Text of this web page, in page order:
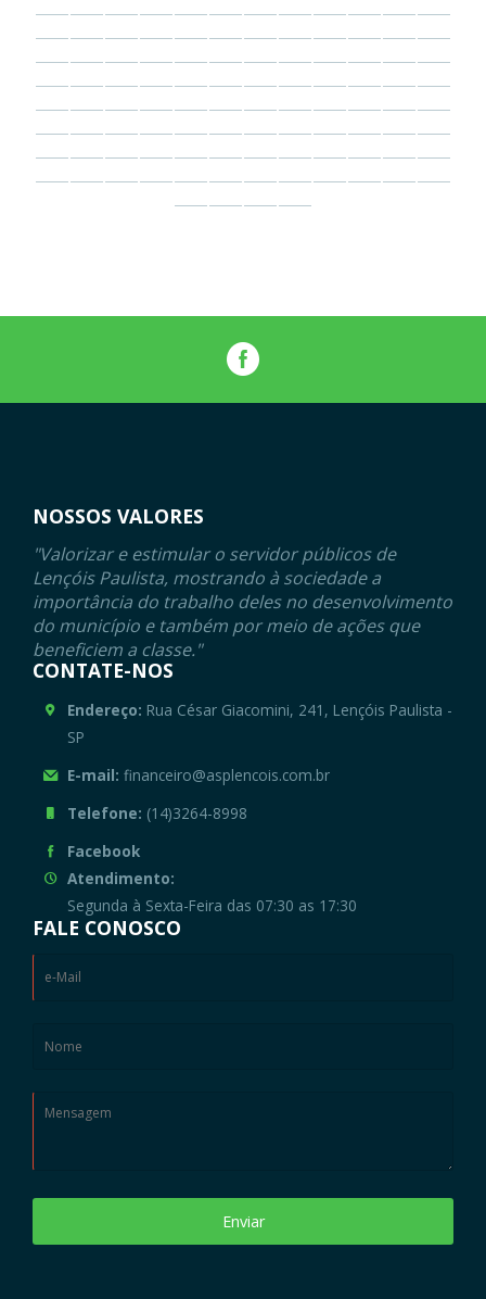
NOSSOS VALORES
"Valorizar e estimular o servidor públicos de
Lençóis Paulista, mostrando à sociedade a
importância do trabalho deles no desenvolvimento
do município e também por meio de ações que
beneficiem a classe."
CONTATE-NOS
Endereço: Rua César Giacomini, 241, Lençóis Paulista -
SP
E-mail: financeiro@asplencois.com.br
Telefone: (14)3264-8998
Facebook
Atendimento:
Segunda à Sexta-Feira das 07:30 as 17:30
FALE CONOSCO
Enviar